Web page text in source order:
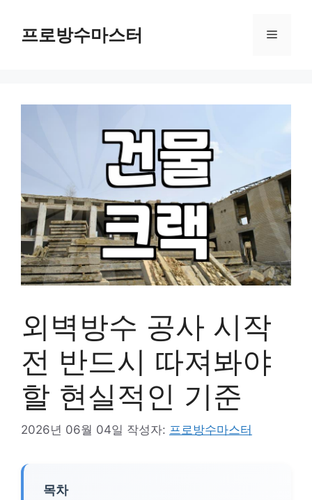
프로방수마스터 메
외벽방수 공사 시작
전 반드시 따져봐야
할 현실적인 기준
2026년 06월 04일 작성자: 프로방수마스터
목차